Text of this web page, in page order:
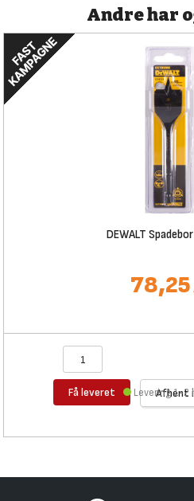
Andre har
DEWALT
78,25
Få leveret Afhent
Levering 1-2